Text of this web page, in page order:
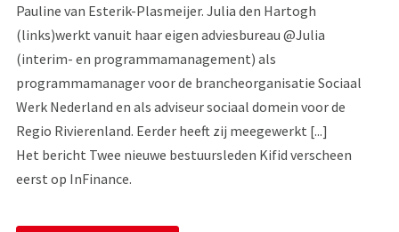
Pauline van Esterik-Plasmeijer. Julia den Hartogh
(links)werkt vanuit haar eigen adviesbureau @Julia
(interim- en programmamanagement) als
programmamanager voor de brancheorganisatie Sociaal
Werk Nederland en als adviseur sociaal domein voor de
Regio Rivierenland. Eerder heeft zij meegewerkt [...]
Het bericht Twee nieuwe bestuursleden Kifid verscheen
eerst op InFinance.